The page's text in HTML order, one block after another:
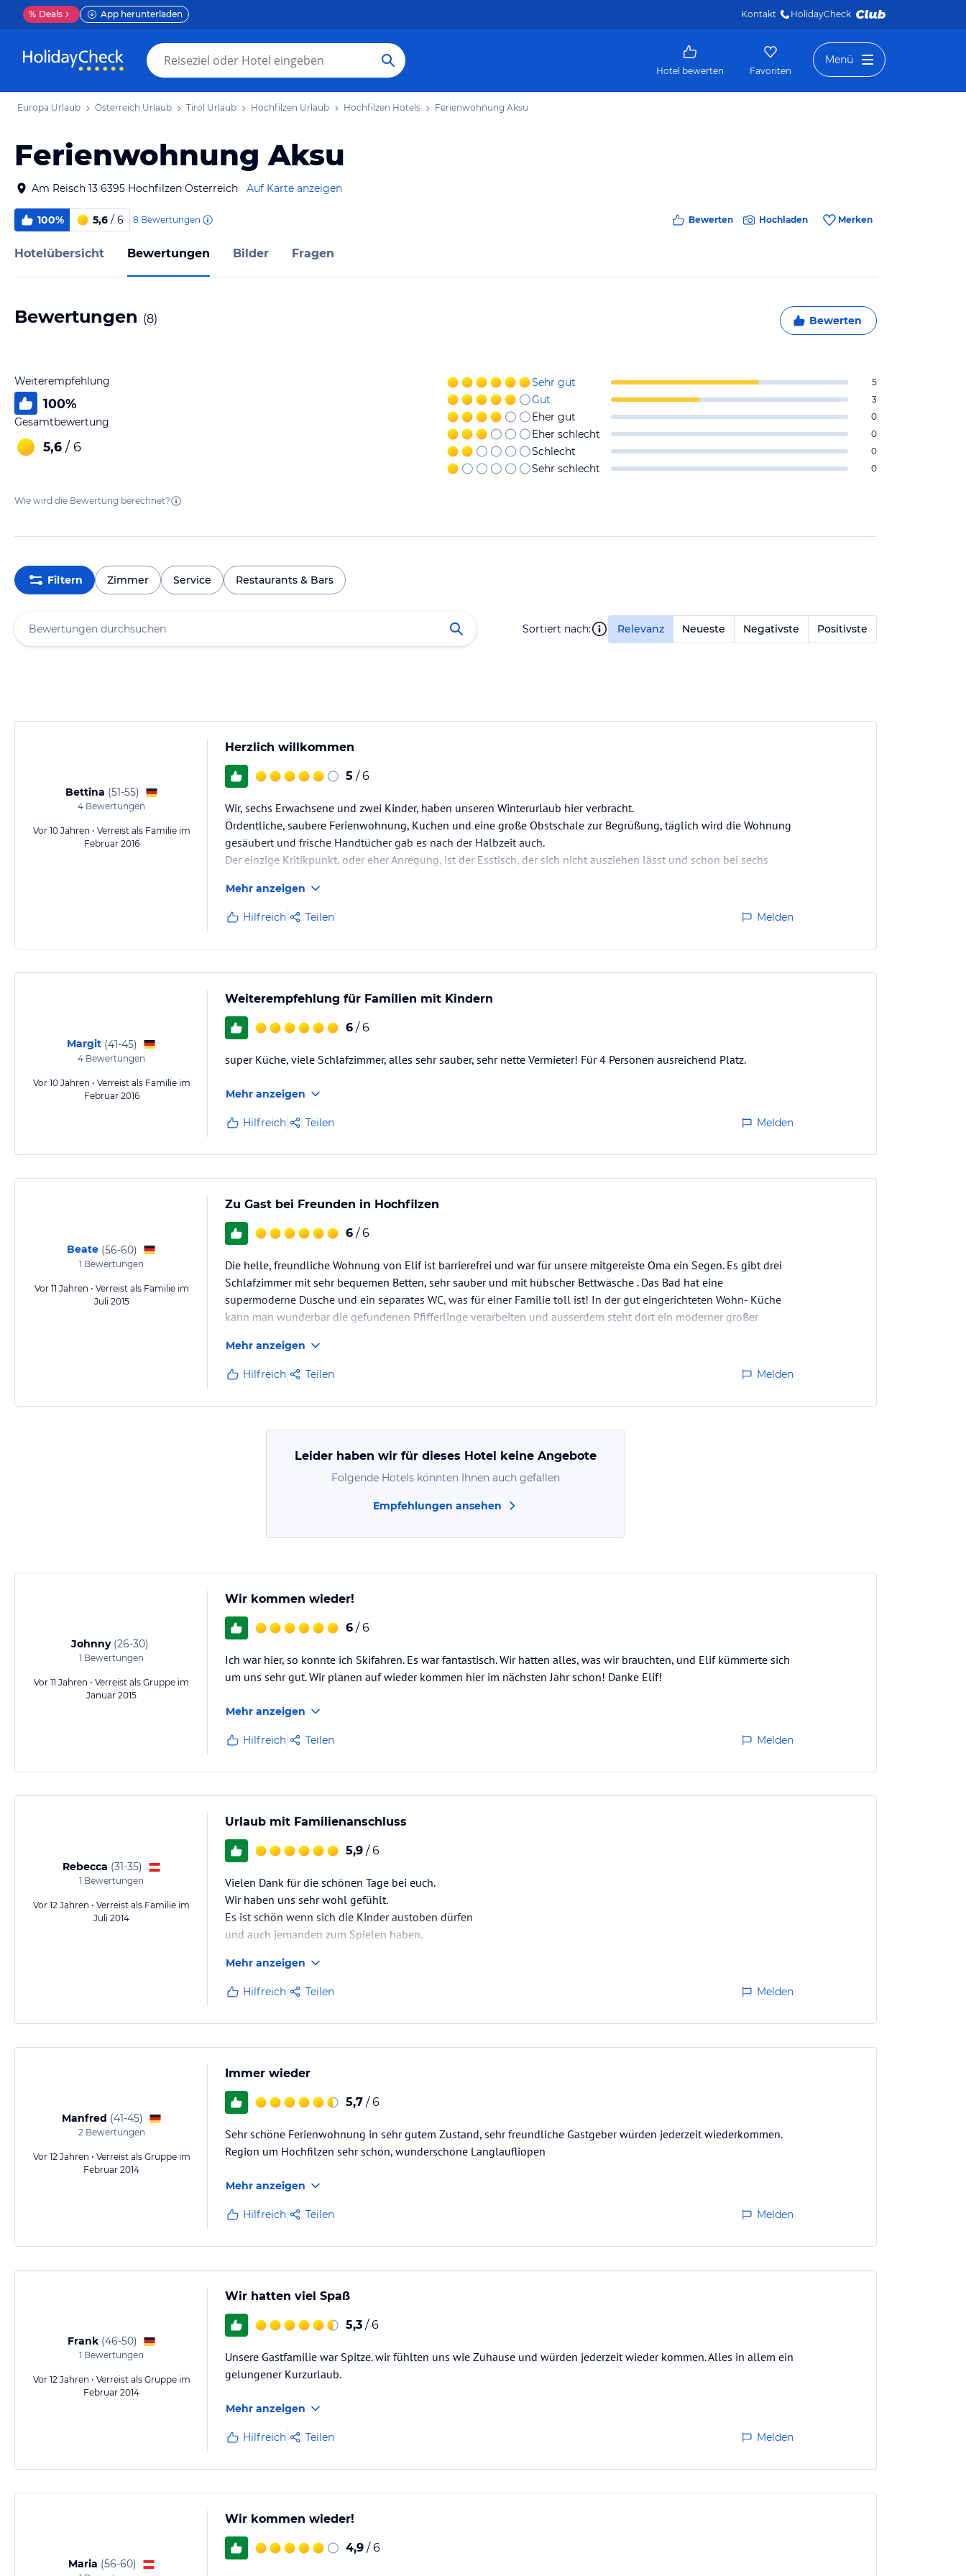
% Deals App herunterladen Kontakt HolidayCheck
Hotel bewerten Favoriten
Menü
Europa Urlaub Österreich Urlaub Tirol Urlaub Hochfilzen Urlaub Hochfilzen Hotels Ferienwohnung Aksu
Ferienwohnung Aksu
Am Reisch 13 6395 Hochfilzen Österreich Auf Karte anzeigen
100% 5,6 / 6 8 Bewertungen Bewerten Hochladen Merken
Hotelübersicht Bewertungen Bilder Fragen
Bewertungen (8) Bewerten
Weiterempfehlung
100%
Gesamtbewertung
5,6 / 6
Sehr gut 5
Gut 3
Eher gut 0
Eher schlecht 0
Schlecht 0
Sehr schlecht 0
Wie wird die Bewertung berechnet?
Filtern Zimmer Service Restaurants & Bars
Sortiert nach: Relevanz Neueste Negativste Positivste
Bettina (51-55)
4 Bewertungen
Vor 10 Jahren • Verreist als Familie im
Februar 2016
Herzlich willkommen
5 / 6
Wir, sechs Erwachsene und zwei Kinder, haben unseren Winterurlaub hier verbracht.
Ordentliche, saubere Ferienwohnung, Kuchen und eine große Obstschale zur Begrüßung, täglich wird die Wohnung
gesäubert und frische Handtücher gab es nach der Halbzeit auch.
Der einzige Kritikpunkt, oder eher Anregung, ist der Esstisch, der sich nicht ausziehen lässt und schon bei sechs
Aber grundsätzlich alles gut und Preis- Leistung absolut gegeben.
Mehr anzeigen
Hilfreich Teilen Melden
Margit (41-45)
4 Bewertungen
Vor 10 Jahren • Verreist als Familie im
Februar 2016
Weiterempfehlung für Familien mit Kindern
6 / 6
super Küche, viele Schlafzimmer, alles sehr sauber, sehr nette Vermieter! Für 4 Personen ausreichend Platz.
Mehr anzeigen
Hilfreich Teilen Melden
Beate (56-60)
1 Bewertungen
Vor 11 Jahren • Verreist als Familie im
Juli 2015
Zu Gast bei Freunden in Hochfilzen
6 / 6
Die helle, freundliche Wohnung von Elif ist barrierefrei und war für unsere mitgereiste Oma ein Segen. Es gibt drei
Schlafzimmer mit sehr bequemen Betten, sehr sauber und mit hübscher Bettwäsche . Das Bad hat eine
supermoderne Dusche und ein separates WC, was für einer Familie toll ist! In der gut eingerichteten Wohn- Küche
kann man wunderbar die gefundenen Pfifferlinge verarbeiten und ausserdem steht dort ein moderner großer
Mehr anzeigen
Hilfreich Teilen Melden
Leider haben wir für dieses Hotel keine Angebote
Folgende Hotels könnten Ihnen auch gefallen
Empfehlungen ansehen
Johnny (26-30)
1 Bewertungen
Vor 11 Jahren • Verreist als Gruppe im
Januar 2015
Wir kommen wieder!
6 / 6
Ich war hier, so konnte ich Skifahren. Es war fantastisch. Wir hatten alles, was wir brauchten, und Elif kümmerte sich
um uns sehr gut. Wir planen auf wieder kommen hier im nächsten Jahr schon! Danke Elif!
Mehr anzeigen
Hilfreich Teilen Melden
Rebecca (31-35)
1 Bewertungen
Vor 12 Jahren • Verreist als Familie im
Juli 2014
Urlaub mit Familienanschluss
5,9 / 6
Vielen Dank für die schönen Tage bei euch.
Wir haben uns sehr wohl gefühlt.
Es ist schön wenn sich die Kinder austoben dürfen
und auch jemanden zum Spielen haben.
Mehr anzeigen
Hilfreich Teilen Melden
Manfred (41-45)
2Bewertungen
Vor 12 Jahren • Verreist als Gruppe im
Februar 2014
Immer wieder
5,7 / 6
Sehr schöne Ferienwohnung in sehr gutem Zustand, sehr freundliche Gastgeber würden jederzeit wiederkommen.
Region um Hochfilzen sehr schön, wunderschöne Langlaufliopen
Mehr anzeigen
Hilfreich Teilen Melden
Frank (46-50)
1 Bewertungen
Vor 12 Jahren • Verreist als Gruppe im
Februar 2014
Wir hatten viel Spaß
5,3 / 6
Unsere Gastfamilie war Spitze. wir fühlten uns wie Zuhause und würden jederzeit wieder kommen. Alles in allem ein
gelungener Kurzurlaub.
Mehr anzeigen
Hilfreich Teilen Melden
Maria (56-60)
Wir kommen wieder!
4,9 / 6